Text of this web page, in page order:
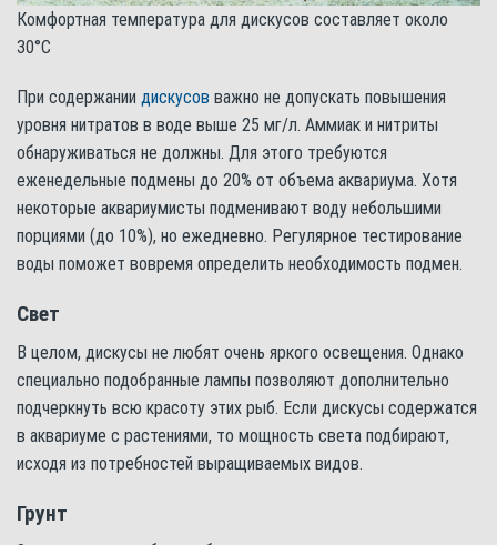
Комфортная температура для дискусов составляет около
30°С
При содержании дискусов важно не допускать повышения
уровня нитратов в воде выше 25 мг/л. Аммиак и нитриты
обнаруживаться не должны. Для этого требуются
еженедельные подмены до 20% от объема аквариума. Хотя
некоторые аквариумисты подменивают воду небольшими
порциями (до 10%), но ежедневно. Регулярное тестирование
воды поможет вовремя определить необходимость подмен.
Свет
В целом, дискусы не любят очень яркого освещения. Однако
специально подобранные лампы позволяют дополнительно
подчеркнуть всю красоту этих рыб. Если дискусы содержатся
в аквариуме с растениями, то мощность света подбирают,
исходя из потребностей выращиваемых видов.
Грунт